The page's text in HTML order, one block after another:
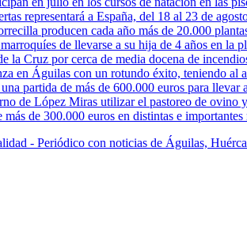
representará a España, del 18 al 23 de
producen cada año más de 20.000
de llevarse a su hija de 4 años en la
la Cruz por cerca de media docena de
en Águilas con un rotundo éxito, teniendo al
partida de más de 600.000 euros para llevar
de López Miras utilizar el pastoreo de ovino
de 300.000 euros en distintas e
- Periódico con noticias de Águilas,